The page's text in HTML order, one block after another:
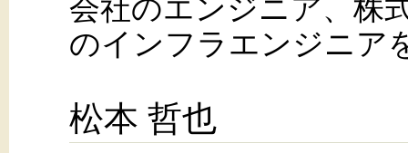
会社のエンジニア、株
のインフラエンジニア
松本 哲也